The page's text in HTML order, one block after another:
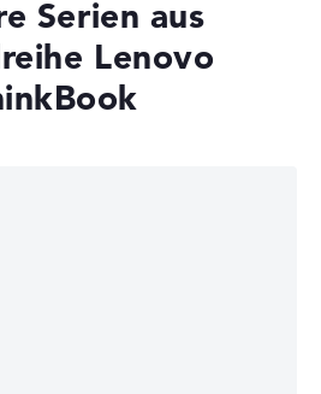
Serien aus
Lenovo